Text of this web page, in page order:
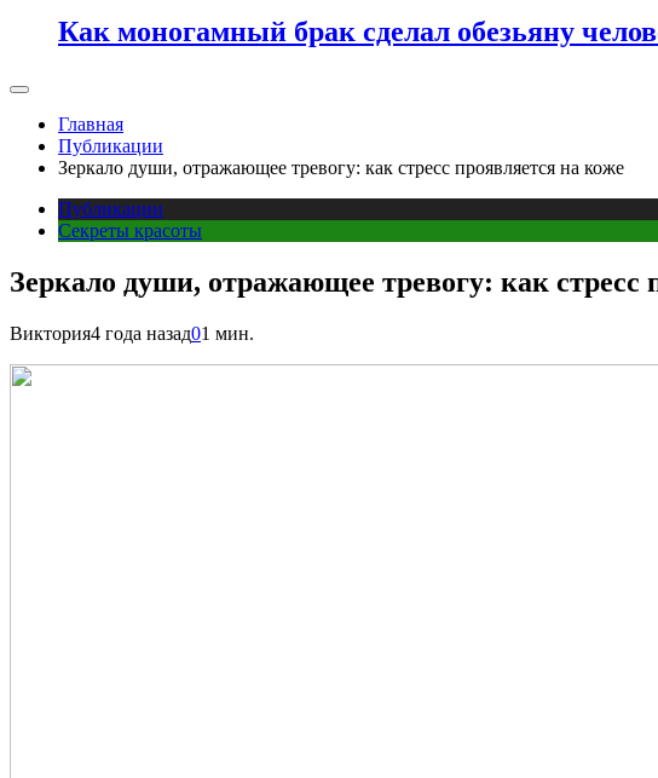
Как моногамный брак сделал обезьяну
Главная
Публикации
Зеркало души, отражающее тревогу: как стресс проявляется на коже
Публикации
Секреты красоты
Зеркало души, отражающее тревогу: как стресс
Виктория4 года назад01 мин.